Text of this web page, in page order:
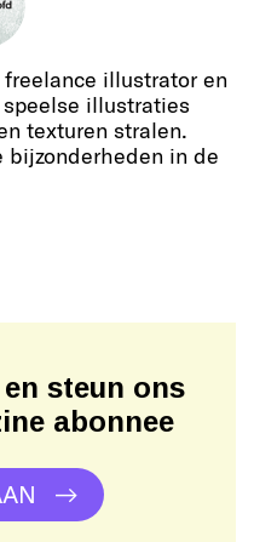
illustrator en
illustraties
texturen stralen.
in de
steun ons
abonnee